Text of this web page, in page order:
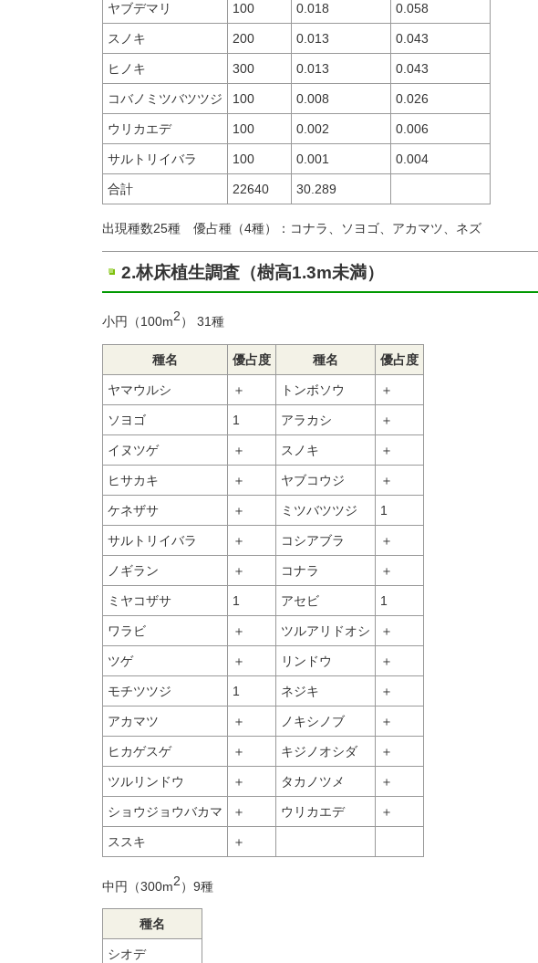
ヤブデマリ 100 0.018 0.058
スノキ 200 0.013 0.043
ヒノキ 300 0.013 0.043
コバノミツバツツジ 100 0.008 0.026
ウリカエデ 100 0.002 0.006
サルトリイバラ 100 0.001 0.004
合計 22640 30.289
出現種数25種 優占種（4種）：コナラ、ソヨゴ、アカマツ、ネズ
2.林床植生調査（樹高1.3m未満）
小円（100m2） 31種
種名 優占度 種名 優占度
ヤマウルシ ＋ トンボソウ ＋
ソヨゴ 1 アラカシ ＋
イヌツゲ ＋ スノキ ＋
ヒサカキ ＋ ヤブコウジ ＋
ケネザサ ＋ ミツバツツジ 1
サルトリイバラ ＋ コシアブラ ＋
ノギラン ＋ コナラ ＋
ミヤコザサ 1 アセビ 1
ワラビ ＋ ツルアリドオシ ＋
ツゲ ＋ リンドウ ＋
モチツツジ 1 ネジキ ＋
アカマツ ＋ ノキシノブ ＋
ヒカゲスゲ ＋ キジノオシダ ＋
ツルリンドウ ＋ タカノツメ ＋
ショウジョウバカマ ＋ ウリカエデ ＋
ススキ ＋
中円（300m2）9種
種名
シオデ